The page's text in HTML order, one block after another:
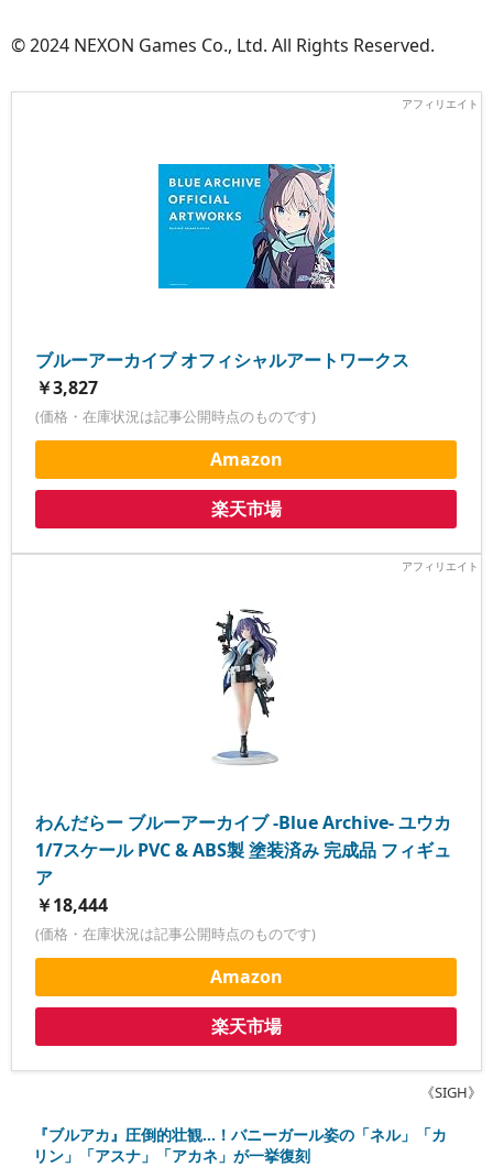
© 2024 NEXON Games Co., Ltd. All Rights Reserved.
ブルーアーカイブ オフィシャルアートワークス
￥3,827
(価格・在庫状況は記事公開時点のものです)
Amazon
楽天市場
わんだらー ブルーアーカイブ -Blue Archive- ユウカ
1/7スケール PVC & ABS製 塗装済み 完成品 フィギュ
ア
￥18,444
(価格・在庫状況は記事公開時点のものです)
Amazon
楽天市場
《SIGH》
『ブルアカ』圧倒的壮観…！バニーガール姿の「ネル」「カ
リン」「アスナ」「アカネ」が一挙復刻